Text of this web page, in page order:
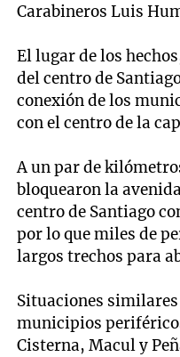
Carabineros Luis
El lugar de los
del centro de
conexión de los
con el centro de la
A un par de
bloquearon la
centro de Santiago
por lo que miles de
largos trechos para
Situaciones
municipios
Cisterna, Macul y